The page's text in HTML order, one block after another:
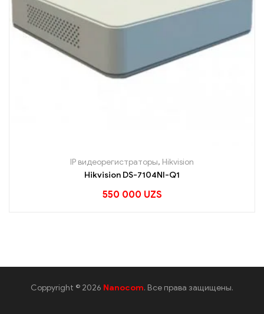
IP видеорегистраторы, Hikvision
Hikvision DS-7104NI-Q1
550 000 UZS
Coppyright © 2026 Nanocom. Все права защищены.